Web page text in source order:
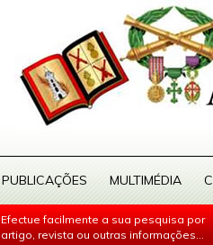
PUBLICAÇÕES MULTIMÉDIA
Efectue facilmente a sua pesquisa por
artigo, revista ou outras informações...